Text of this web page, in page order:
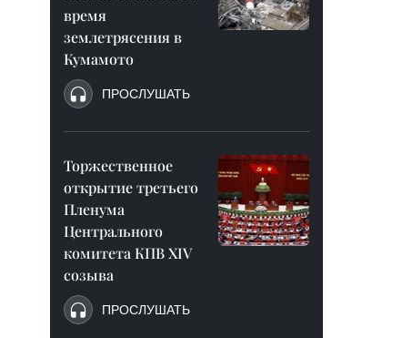
время
землетрясения в
Кумамото
ПРОСЛУШАТЬ
Торжественное
открытие третьего
Пленума
Центрального
комитета КПВ XIV
созыва
ПРОСЛУШАТЬ